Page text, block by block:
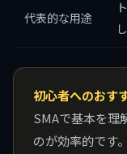
代表的な用途
初心者へのおす
SMAで基本を理
のが効率的です